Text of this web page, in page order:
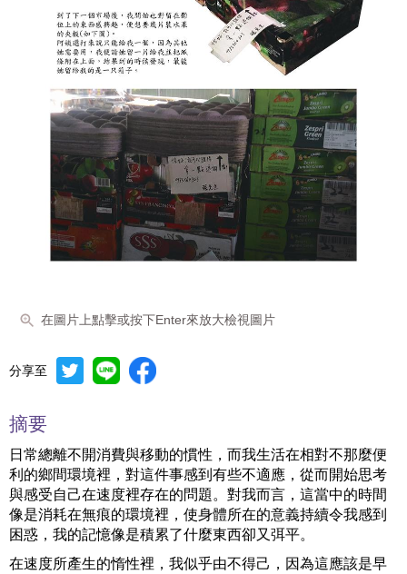
在圖片上點擊或按下Enter來放大檢視圖片
分享至
摘要
日常總離不開消費與移動的慣性，而我生活在相對不那麼便
利的鄉間環境裡，對這件事感到有些不適應，從而開始思考
與感受自己在速度裡存在的問題。對我而言，這當中的時間
像是消耗在無痕的環境裡，使身體所在的意義持續令我感到
困惑，我的記憶像是積累了什麼東西卻又弭平。
在速度所產生的惰性裡，我似乎由不得己，因為這應該是早